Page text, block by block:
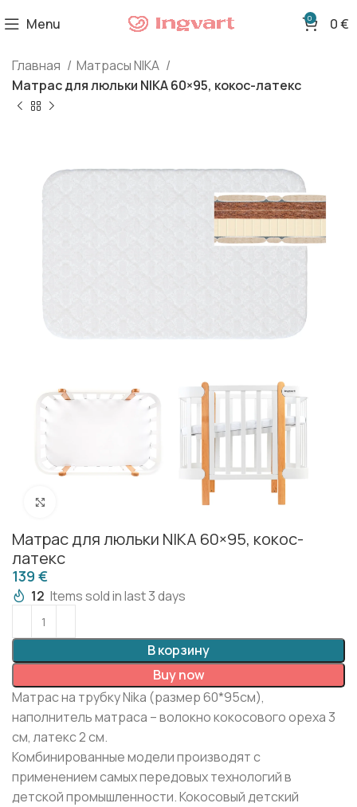
Menu 0 0€
Главная
Матрасы NIKA
Матрас для люльки NIKA 60×95, кокос-латекс
Матрас для люльки NIKA 60×95, кокос-
латекс
€
12 Items sold in last 3 days
В корзину
Buy now
Матрас на трубку Nika (размер 60*95см),
наполнитель матраса – волокно кокосового ореха 3
см, латекс 2 см.
Комбинированные модели производят с
применением самых передовых технологий в
детской промышленности. Кокосовый детский